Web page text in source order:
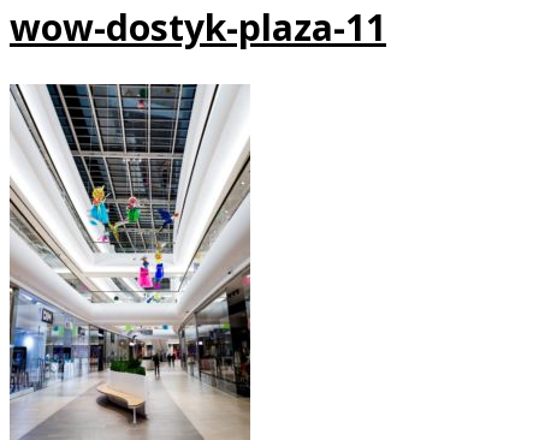
wow-dostyk-plaza-11